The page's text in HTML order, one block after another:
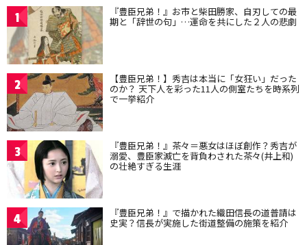
1 『豊臣兄弟！』お市と柴田勝家、自刃しての最
期と「辞世の句」…運命を共にした２人の悲劇
2 【豊臣兄弟！】秀吉は本当に「女狂い」だった
のか？ 天下人を彩った11人の側室たちを時系列
で一挙紹介
3 『豊臣兄弟！』茶々＝悪女はほぼ創作？秀吉が
溺愛、豊臣家滅亡を背負わされた茶々(井上和)
の壮絶すぎる生涯
4 『豊臣兄弟！』で描かれた織田信長の道普請は
史実？信長が実施した街道整備の施策を紹介